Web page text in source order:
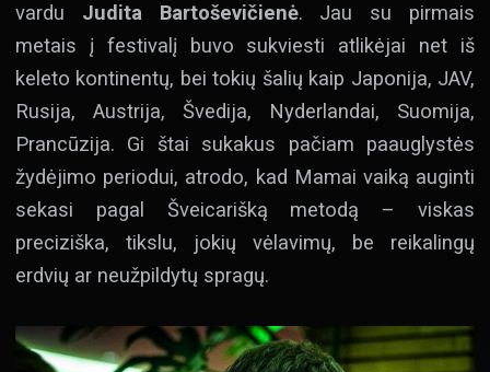
vardu Judita Bartoševičienė. Jau su pirmais
metais į festivalį buvo sukviesti atlikėjai net iš
keleto kontinentų, bei tokių šalių kaip Japonija, JAV,
Rusija, Austrija, Švedija, Nyderlandai, Suomija,
Prancūzija. Gi štai sukakus pačiam paauglystės
žydėjimo periodui, atrodo, kad Mamai vaiką auginti
sekasi pagal Šveicarišką metodą – viskas
preciziška, tikslu, jokių vėlavimų, be reikalingų
erdvių ar neužpildytų spragų.